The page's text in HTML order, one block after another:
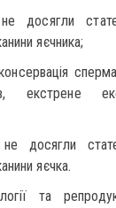
досягли
яєчника;
екстрене
досягли
яєчка.
та